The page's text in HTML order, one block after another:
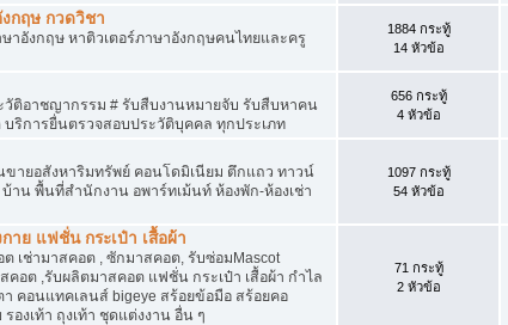
กฤษ กวดวิชา
าอังกฤษ หาติวเตอร์ภาษาอังกฤษคนไทยและครู
1884 กระทู้
14 หัวข้อ
วัติอาชญากรรม # รับสืบงานหมายจับ รับสืบหาคน
บริการยื่นตรวจสอบประวัติบุคคล ทุกประเภท
656 กระทู้
4 หัวข้อ
ายอสังหาริมทรัพย์ คอนโดมิเนียม ตึกแถว ทาวน์
าน พื้นที่สำนักงาน อพาร์ทเม้นท์ ห้องพัก-ห้องเช่า
1097 กระทู้
54 หัวข้อ
าย แฟชั่น กระเป๋า เสื้อผ้า
เช่ามาสคอต , ซักมาสคอต, รับซ่อมMascot
อต ,รับผลิตมาสคอต แฟชั่น กระเป๋า เสื้อผ้า กำไล
คอนแทคเลนส์ bigeye สร้อยข้อมือ สร้อยคอ
องเท้า ถุงเท้า ชุดแต่งงาน อื่น ๆ
71 กระทู้
2 หัวข้อ